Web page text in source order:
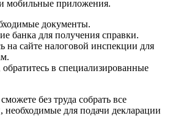
мобильные приложения.
документы.
банка для получения справки.
на сайте налоговой инспекции для
в специализированные
без труда собрать все
необходимые для подачи декларации